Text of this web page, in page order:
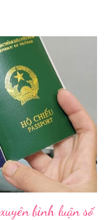
lộn. Để chấn chỉnh, Sở Y
và chính quyền địa
Đợt này, Phòng Nghiệp
thành lập Tổ công tác
Công an TP HCM vừa
mỹ phẩm giả quy mô
cư ở phường Tân Tạo.
...
bình luận số